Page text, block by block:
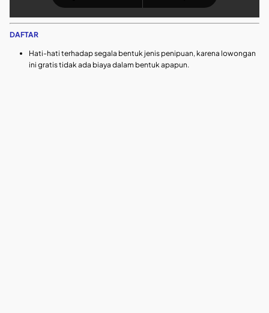
DAFTAR
Hati-hati terhadap segala bentuk jenis penipuan, karena lowongan
ini gratis tidak ada biaya dalam bentuk apapun.